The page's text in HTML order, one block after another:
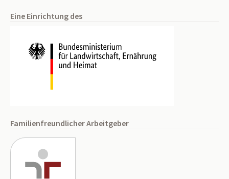
Eine Einrichtung des
Familienfreundlicher Arbeitgeber